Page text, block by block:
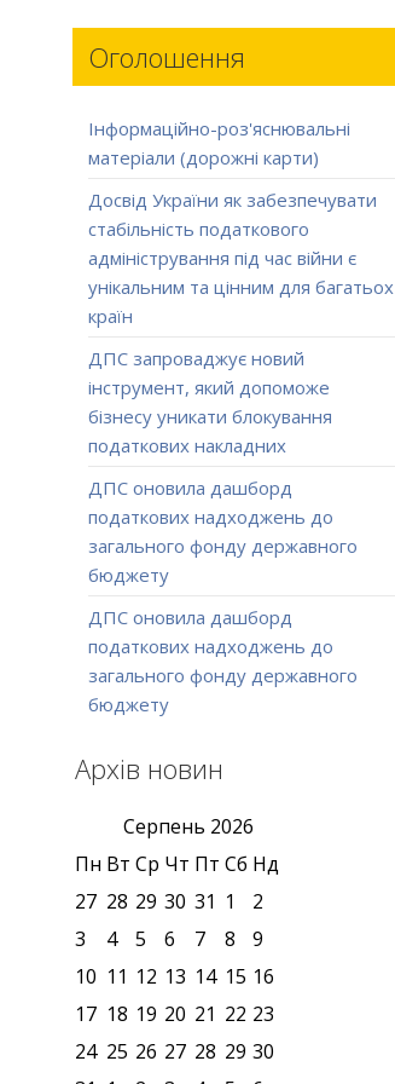
Оголошення
Інформаційно-роз'яснювальні
матеріали (дорожні карти)
Досвід України як забезпечувати
стабільність податкового
адміністрування під час війни є
унікальним та цінним для багатьох
країн
ДПС запроваджує новий
інструмент, який допоможе
бізнесу уникати блокування
податкових накладних
ДПС оновила дашборд
податкових надходжень до
загального фонду державного
бюджету
ДПС оновила дашборд
податкових надходжень до
загального фонду державного
бюджету
Архів новин
Серпень 2026
Пн Вт Ср Чт Пт Сб Нд
27 28 29 30 31 1
2
3
4 5 6 7 8
9
10 11 12 13 14 15 16
17 18 19 20 21 22 23
24 25 26 27 28 29 30